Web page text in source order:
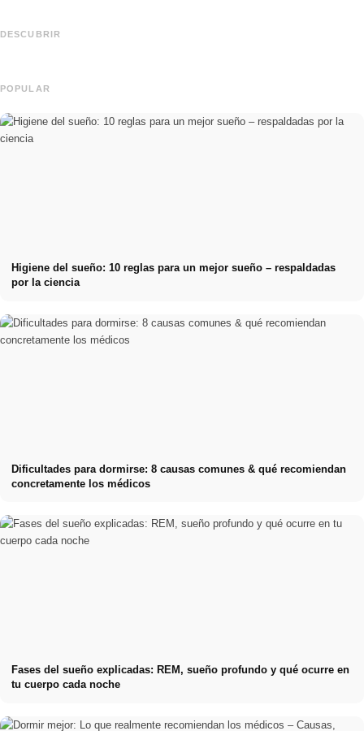
DESCUBRIR
remuneración y el camino directo
POPULAR
Higiene del sueño: 10 reglas para un mejor sueño – respaldadas
por la ciencia
Dificultades para dormirse: 8 causas comunes & qué recomiendan
concretamente los médicos
Fases del sueño explicadas: REM, sueño profundo y qué ocurre en
tu cuerpo cada noche